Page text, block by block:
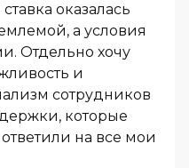
оказалась
а условия
Отдельно хочу
и
сотрудников
которые
на все мои